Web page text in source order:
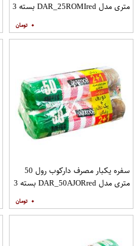
متری مدل DAR_25ROMIred بسته 3
۰
سفره یکبار مصرف دارکوب رول 50
متری مدل DAR_50AJORred بسته 3
۰